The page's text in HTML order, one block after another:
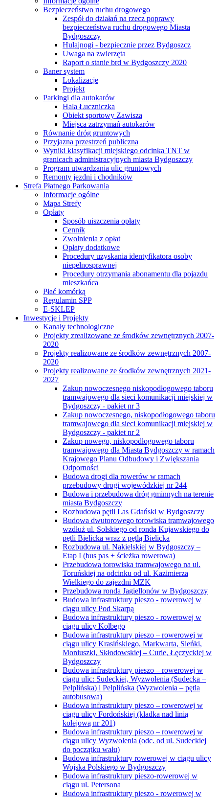
Bezpieczeństwo ruchu drogowego
Zespół do działań na rzecz poprawy
bezpieczeństwa ruchu drogowego Miasta
Bydgoszczy
Hulajnogi - bezpiecznie przez Bydgoszcz
Uwaga na zwierzęta
Raport o stanie brd w Bydgoszczy 2020
Baner system
Lokalizacje
Projekt
Parkingi dla autokarów
Hala Łuczniczka
Obiekt sportowy Zawisza
Miejsca zatrzymań autokarów
Równanie dróg gruntowych
Przyjazna przestrzeń publiczna
Wyniki klasyfikacji miejskiego odcinka TNT w
granicach administracyjnych miasta Bydgoszczy
Program utwardzania ulic gruntowych
Remonty jezdni i chodników
Strefa Płatnego Parkowania
Informacje ogólne
Mapa Strefy
Opłaty
Sposób uiszczenia opłaty
Cennik
Zwolnienia z opłat
Opłaty dodatkowe
Procedury uzyskania identyfikatora osoby
niepełnosprawnej
Procedury otrzymania abonamentu dla pojazdu
mieszkańca
Płać komórką
Regulamin SPP
E-SKLEP
Inwestycje i Projekty
Kanały technologiczne
Projekty zrealizowane ze środków zewnętrznych 2007-
2020
Projekty realizowane ze środków zewnętrznych 2007-
2020
Projekty realizowane ze środków zewnętrznych 2021-
2027
Zakup nowoczesnego niskopodłogowego taboru
tramwajowego dla sieci komunikacji miejskiej w
Bydgoszczy - pakiet nr 3
Zakup nowoczesnego, niskopodłogowego taboru
tramwajowego dla sieci komunikacji miejskiej w
Bydgoszczy - pakiet nr 2
Zakup nowego, niskopodłogowego taboru
tramwajowego dla Miasta Bydgoszczy w ramach
Krajowego Planu Odbudowy i Zwiększania
Odporności
Budowa drogi dla rowerów w ramach
przebudowy drogi wojewódzkiej nr 244
Budowa i przebudowa dróg gminnych na terenie
miasta Bydgoszczy
Rozbudowa pętli Las Gdański w Bydgoszczy
Budowa dwutorowego torowiska tramwajowego
wzdłuż ul. Solskiego od ronda Kujawskiego do
pętli Bielicka wraz z pętlą Bielicka
Rozbudowa ul. Nakielskiej w Bydgoszczy –
Etap I (bus pas + ścieżka rowerowa)
Przebudowa torowiska tramwajowego na ul.
Toruńskiej na odcinku od ul. Kazimierza
Wielkiego do zajezdni MZK
Przebudowa ronda Jagiellonów w Bydgoszczy
Budowa infrastruktury pieszo - rowerowej w
ciągu ulicy Pod Skarpą
Budowa infrastruktury pieszo - rowerowej w
ciągu ulicy Kolbego
Budowa infrastruktury pieszo – rowerowej w
ciągu ulicy Krasińskiego, Markwarta, Sieńki,
Moniuszki, Skłodowskiej – Curie, Łęczyckiej w
Bydgoszczy
Budowa infrastruktury pieszo – rowerowej w
ciągu ulic: Sudeckiej, Wyzwolenia (Sudecka –
Pelplińska) i Pelplińska (Wyzwolenia – pętla
autobusowa)
Budowa infrastruktury pieszo – rowerowej w
ciągu ulicy Fordońskiej (kładka nad linią
kolejową nr 201)
Budowa infrastruktury pieszo – rowerowej w
ciągu ulicy Wyzwolenia (odc. od ul. Sudeckiej
do początku wału)
Budowa infrastruktury rowerowej w ciągu ulicy
Wojska Polskiego w Bydgoszczy
Budowa infrastruktury pieszo-rowerowej w
ciągu ul. Petersona
Budowa infrastruktury pieszo - rowerowej w